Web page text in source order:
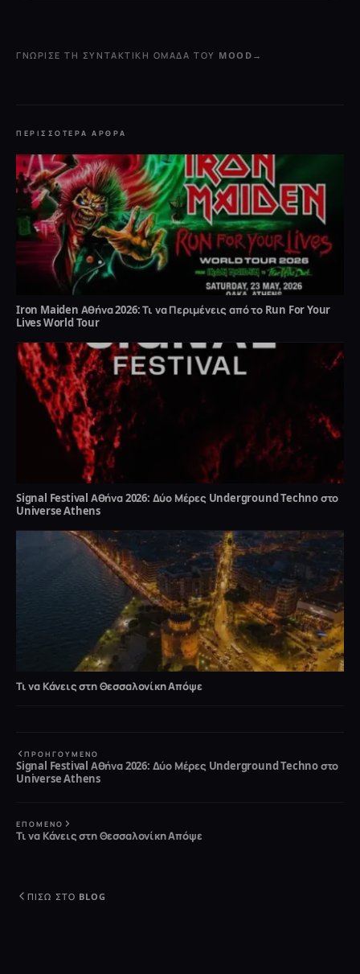
ΓΝΏΡΙΣΕ ΤΗ ΣΥΝΤΑΚΤΙΚΉ ΟΜΆΔΑ ΤΟΥ MOOD →
ΠΕΡΙΣΣΌΤΕΡΑ ΆΡΘΡΑ
Iron Maiden Αθήνα 2026: Τι να Περιμένεις από το Run For Your
Lives World Tour
Signal Festival Αθήνα 2026: Δύο Μέρες Underground Techno στο
Universe Athens
Τι να Κάνεις στη Θεσσαλονίκη Απόψε
ΠΡΟΗΓΟΎΜΕΝΟ
Signal Festival Αθήνα 2026: Δύο Μέρες Underground Techno στο
Universe Athens
ΕΠΌΜΕΝΟ
Τι να Κάνεις στη Θεσσαλονίκη Απόψε
ΠΊΣΩ ΣΤΟ BLOG